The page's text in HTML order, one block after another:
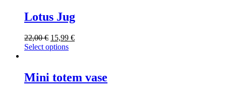
Lotus Jug
22,00€ 15,99 €
Select options
Mini totem vase